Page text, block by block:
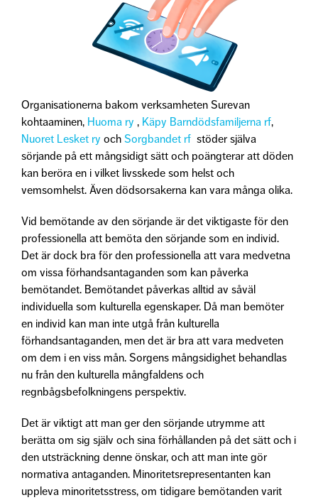
Organisationerna bakom verksamheten Surevan
kohtaaminen, Huoma ry , Käpy Barndödsfamiljerna rf,
Nuoret Lesket ry och Sorgbandet rf stöder själva
sörjande på ett mångsidigt sätt och poängterar att döden
kan beröra en i vilket livsskede som helst och
vemsomhelst. Även dödsorsakerna kan vara många olika.
Vid bemötande av den sörjande är det viktigaste för den
professionella att bemöta den sörjande som en individ.
Det är dock bra för den professionella att vara medvetna
om vissa förhandsantaganden som kan påverka
bemötandet. Bemötandet påverkas alltid av såväl
individuella som kulturella egenskaper. Då man bemöter
en individ kan man inte utgå från kulturella
förhandsantaganden, men det är bra att vara medveten
om dem i en viss mån. Sorgens mångsidighet behandlas
nu från den kulturella mångfaldens och
regnbågsbefolkningens perspektiv.
Det är viktigt att man ger den sörjande utrymme att
berätta om sig själv och sina förhållanden på det sätt och i
den utsträckning denne önskar, och att man inte gör
normativa antaganden. Minoritetsrepresentanten kan
uppleva minoritetsstress, om tidigare bemötanden varit